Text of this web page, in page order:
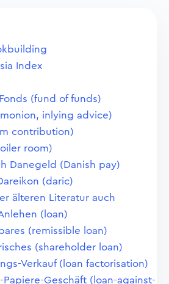
Index
(fund of funds)
inlying advice)
contribution)
room)
Danegeld (Danish pay)
(daric)
älteren Literatur auch
(loan)
(remissible loan)
(shareholder loan)
Verkauf (loan factorisation)
Geschäft (loan-against-